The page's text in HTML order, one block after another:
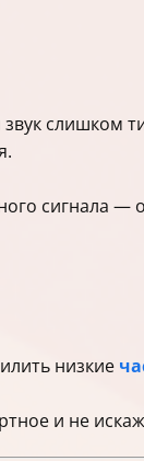
слишком
сигнала —
низкие
и не